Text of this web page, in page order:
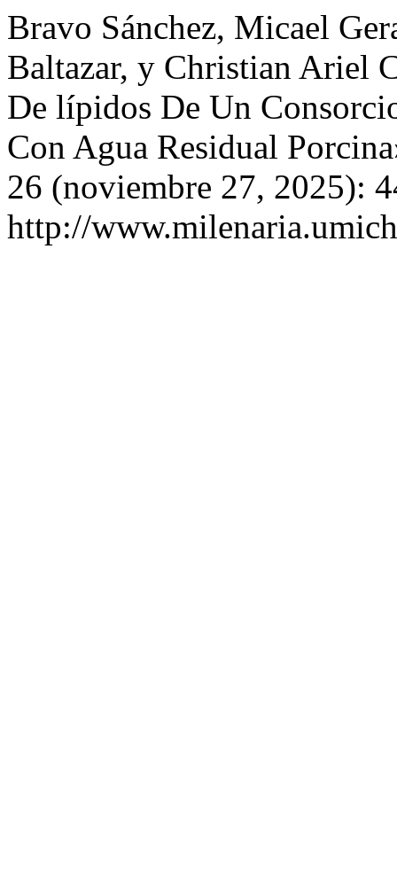
Bravo Sánchez, Micael
Baltazar, y Christian Ariel
De lípidos De Un
Con Agua Residual
26 (noviembre 27, 2025):
http://